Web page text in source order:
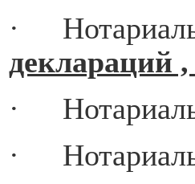
·
деклараций
·
·